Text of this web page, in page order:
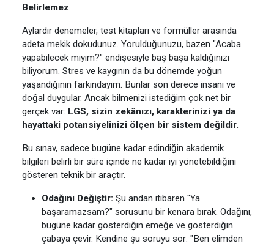
Belirlemez
Aylardır denemeler, test kitapları ve formüller arasında
adeta mekik dokudunuz. Yorulduğunuzu, bazen "Acaba
yapabilecek miyim?" endişesiyle baş başa kaldığınızı
biliyorum. Stres ve kaygının da bu dönemde yoğun
yaşandığının farkındayım. Bunlar son derece insani ve
doğal duygular. Ancak bilmenizi istediğim çok net bir
gerçek var: LGS, sizin zekânızı, karakterinizi ya da
hayattaki potansiyelinizi ölçen bir sistem değildir.
Bu sınav, sadece bugüne kadar edindiğin akademik
bilgileri belirli bir süre içinde ne kadar iyi yönetebildiğini
gösteren teknik bir araçtır.
Odağını Değiştir: Şu andan itibaren "Ya
başaramazsam?" sorusunu bir kenara bırak. Odağını,
bugüne kadar gösterdiğin emeğe ve gösterdiğin
çabaya çevir. Kendine şu soruyu sor: "Ben elimden